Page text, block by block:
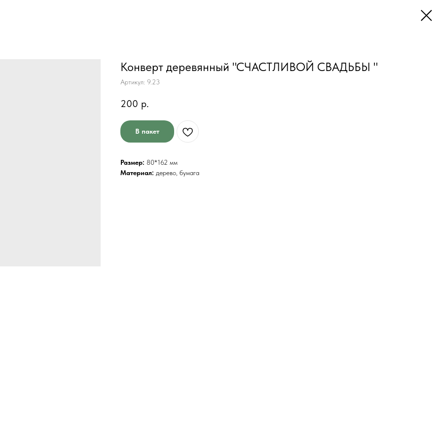
Конверт деревянный "СЧАСТЛИВОЙ СВАДЬБЫ "
Артикул: 9.23
200 р.
В пакет
Размер: 80*162 мм
Материал: дерево, бумага